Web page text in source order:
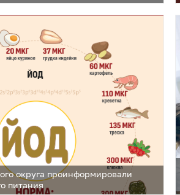
округа проинформировали
питания